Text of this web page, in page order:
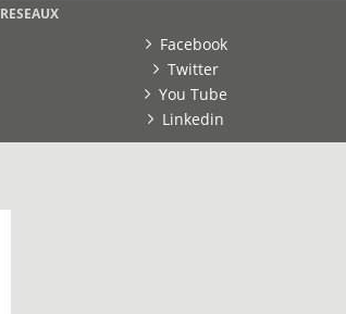
RESEAUX
Facebook
Twitter
You Tube
Linkedin